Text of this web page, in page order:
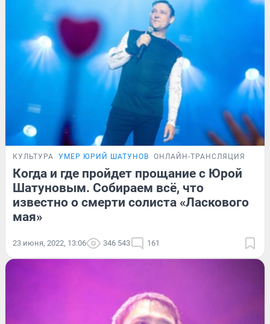
КУЛЬТУРА УМЕР ЮРИЙ ШАТУНОВ ОНЛАЙН-ТРАНСЛЯЦИЯ
Когда и где пройдет прощание с Юрой
Шатуновым. Собираем всё, что
известно о смерти солиста «Ласкового
мая»
23 июня, 2022, 13:06 346 543 161